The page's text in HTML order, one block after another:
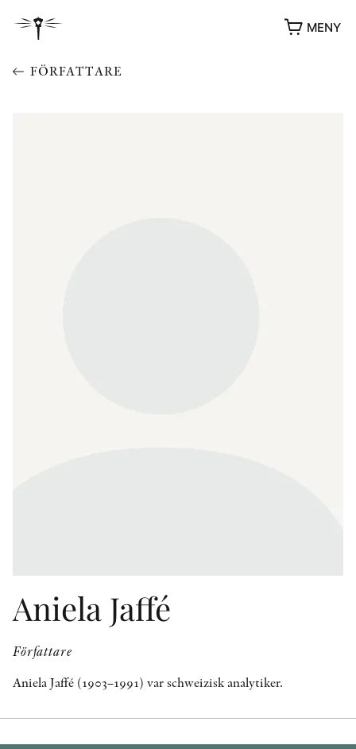
MENY
FÖRFATTARE
Aniela Jaffé
Författare
Aniela Jaffé (1903–1991) var schweizisk analytiker.